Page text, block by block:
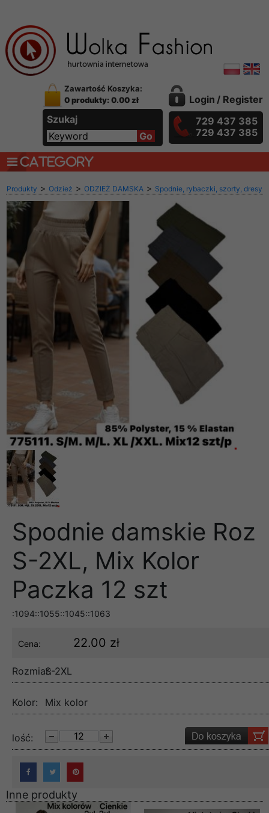
Zawartość Koszyka:
0 produkty: 0.00 zł
Szukaj
Login / Register
729 437 385
729 437 385
CATEGORY
Produkty > Odzież > ODZIEŻ DAMSKA > Spodnie, rybaczki, szorty, dresy
Spodnie damskie Roz
S-2XL, Mix Kolor
Paczka 12 szt
:1094::1055::1045::1063
Cena: 22.00 zł
Rozmiar:S-2XL
Kolor: Mix kolor
lość:
Inne produkty